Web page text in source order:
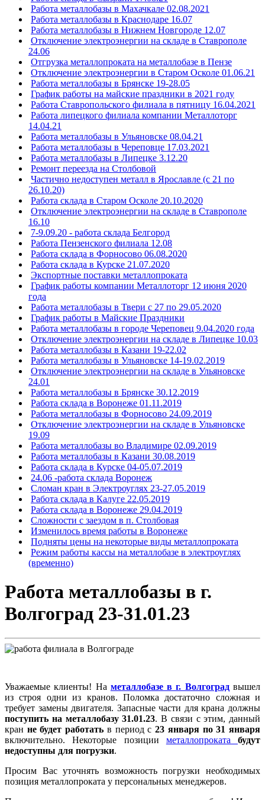
Работа металлобазы в Махачкале 02.08.2021
Работа металлобазы в Краснодаре 16.07
Работа металлобазы в Нижнем Новгороде 12.07
Отключение электроэнергии на складе в Ставрополе
24.06
Отгрузка металлопроката на металлобазе в Пензе
Отключение электроэнергии в Старом Осколе 01.06.21
Работа металлобазы в Брянске 19-28.05
График работы на майские праздники в 2021 году
Работа Ставропольского филиала в пятницу 16.04.2021
Работа липецкого филиала компании Металлоторг
14.04.21
Работа металлобазы в Ульяновске 08.04.21
Работа металлобазы в Череповце 17.03.2021
Работа металлобазы в Липецке 3.12.20
Ремонт переезда на Столбовой
Частично недоступен металл в Ярославле (с 21 по
26.10.20)
Работа склада в Старом Осколе 20.10.2020
Отключение электроэнергии на складе в Ставрополе
16.10
7-9.09.20 - работа склада Белгород
Работа Пензенского филиала 12.08
Работа склада в Форносово 06.08.2020
Работа склада в Курске 21.07.2020
Экспортные поставки металлопроката
График работы компании Металлоторг 12 июня 2020
года
Работа металлобазы в Твери с 27 по 29.05.2020
График работы в Майские Праздники
Работа металлобазы в городе Череповец 9.04.2020 года
Отключение электроэнергии на складе в Липецке 10.03
Работа металлобазы в Казани 19-22.02
Работа металлобазы в Ульяновске 14-19.02.2019
Отключение электроэнергии на складе в Ульяновске
24.01
Работа металлобазы в Брянске 30.12.2019
Работа склада в Воронеже 01.11.2019
Работа металлобазы в Форносово 24.09.2019
Отключение электроэнергии на складе в Ульяновске
19.09
Работа металлобазы во Владимире 02.09.2019
Работа металлобазы в Казани 30.08.2019
Работа склада в Курске 04-05.07.2019
24.06 -работа склада Воронеж
Сломан кран в Электроуглях 23-27.05.2019
Работа склада в Калуге 22.05.2019
Работа склада в Воронеже 29.04.2019
Сложности с заездом в п. Столбовая
Изменилось время работы в Воронеже
Подняты цены на некоторые виды металлопроката
Режим работы кассы на металлобазе в электроуглях
(временно)
Работа металлобазы в г.
Волгоград 23-31.01.23
Уважаемые клиенты! На металлобазе в г. Волгоград вышел
из строя одни из кранов. Поломка достаточно сложная и
требует замены двигателя. Запасные части для крана должны
поступить на металлобазу 31.01.23. В связи с этим, данный
кран не будет работать в период с23 января по 31 января
включительно. Некоторые позиции металлопроката будут
недоступны для погрузки.
Просим Вас уточнять возможность погрузки необходимых
позиция металлопроката у персональных менеджеров.